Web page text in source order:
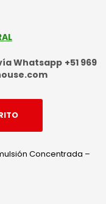
Whatsapp +51 969
Concentrada –